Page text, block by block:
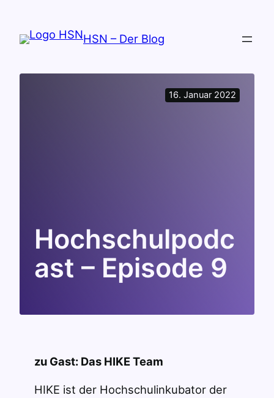
Inhalt
springen
HSN – Der Blog
16. Januar 2022
Hochschulpodc
ast – Episode 9
zu Gast: Das HIKE Team
HIKE ist der Hochschulinkubator der